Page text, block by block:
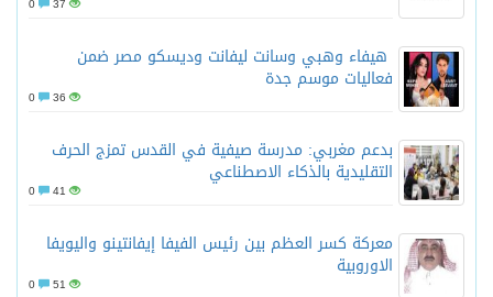
37
هيفاء وهبي وسانت ليفانت وديسكو مصر ضمن
فعاليات موسم جدة
36
بدعم مغربي: مدرسة صيفية في القدس تمزج الحرف
التقليدية بالذكاء الاصطناعي
41
معركة كسر العظم بين رئيس الفيفا إيفانتينو واليويفا
الاوروبية
51